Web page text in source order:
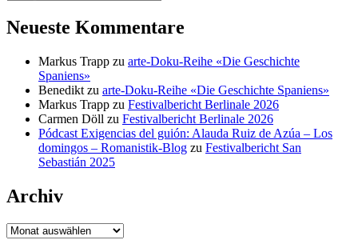
Neueste Kommentare
Markus Trapp zu arte-Doku-Reihe «Die Geschichte
Spaniens»
Benedikt zu arte-Doku-Reihe «Die Geschichte Spaniens»
Markus Trapp zu Festivalbericht Berlinale 2026
Carmen Döll zu Festivalbericht Berlinale 2026
Pódcast Exigencias del guión: Alauda Ruiz de Azúa – Los
domingos – Romanistik-Blog zu Festivalbericht San
Sebastián 2025
Archiv
Archiv